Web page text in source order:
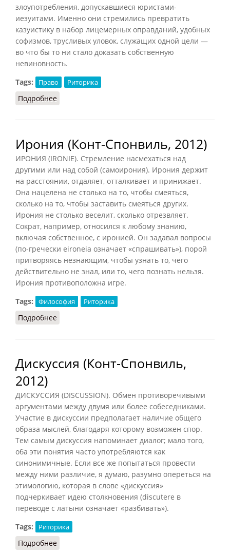
злоупотребления, допускавшиеся юристами-
иезуитами. Именно они стремились превратить
казуистику в набор лицемерных оправданий, удобных
софизмов, трусливых уловок, служащих одной цели —
во что бы то ни стало доказать собственную
невиновность.
Tags:
Право Риторика
Подробнее
Ирония (Конт-Спонвиль, 2012)
ИРОНИЯ (IRONIE). Стремление насмехаться над
другими или над собой (самоирония). Ирония держит
на расстоянии, отдаляет, отталкивает и принижает.
Она нацелена не столько на то, чтобы смеяться,
сколько на то, чтобы заставить смеяться других.
Ирония не столько веселит, сколько отрезвляет.
Сократ, например, относился к любому знанию,
включая собственное, с иронией. Он задавал вопросы
(по-гречески eironeia означает «спрашивать»), порой
притворяясь незнающим, чтобы узнать то, чего
действительно не знал, или то, чего познать нельзя.
Ирония противоположна игре.
Tags:
Философия Риторика
Подробнее
Дискуссия (Конт-Спонвиль,
2012)
ДИСКУССИЯ (DISCUSSION). Обмен противоречивыми
аргументами между двумя или более собеседниками.
Участие в дискуссии предполагает наличие общего
образа мыслей, благодаря которому возможен спор.
Тем самым дискуссия напоминает диалог; мало того,
оба эти понятия часто употребляются как
синонимичные. Если все же попытаться провести
между ними различие, я думаю, разумно опереться на
этимологию, которая в слове «дискуссия»
подчеркивает идею столкновения (discutere в
переводе с латыни означает «разбивать»).
Tags:
Риторика
Подробнее